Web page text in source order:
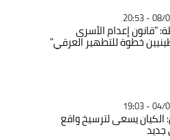
"قانون إعدام الأسرى
خطوة للتطهير العرقي"
يسعى لترسيخ واقع